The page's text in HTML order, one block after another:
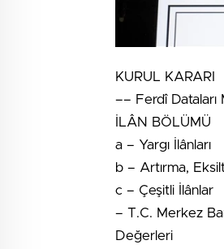
KURUL KARARI
–– Ferdî Dataları
İLÂN BÖLÜMÜ
a – Yargı İlânları
b – Artırma,
c – Çeşitli İlânlar
– T.C. Merkez
Değerleri